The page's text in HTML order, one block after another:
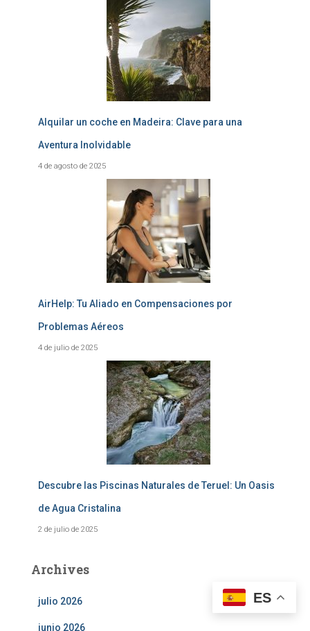
Alquilar un coche en Madeira: Clave para una
Aventura Inolvidable
4 de agosto de 2025
AirHelp: Tu Aliado en Compensaciones por
Problemas Aéreos
4 de julio de 2025
Descubre las Piscinas Naturales de Teruel: Un Oasis
de Agua Cristalina
2 de julio de 2025
Archives
julio 2026
junio 2026
ES